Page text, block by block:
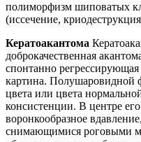
полиморфизм шиповатых
(иссечение,
Кератоакантома
доброкачественная
спонтанно
картина. Полушаровидной
цвета или цвета
консистенции. В центре
воронкообразное
снимающимися роговыми